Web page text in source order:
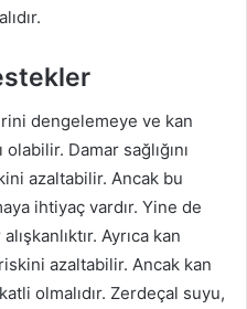
dengelemeye ve kan
olabilir. Damar sağlığını
azaltabilir. Ancak bu
ihtiyaç vardır. Yine de
Ayrıca kan
azaltabilir. Ancak kan
olmalıdır. Zerdeçal suyu,